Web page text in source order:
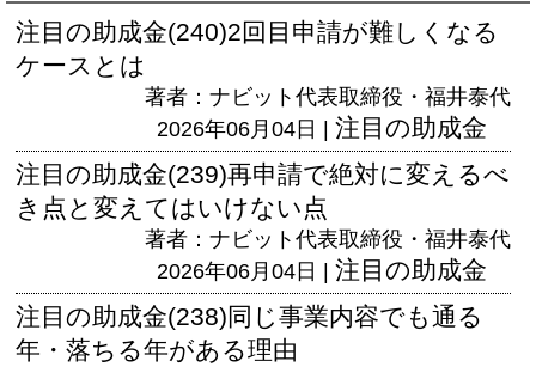
注目の助成金(240)2回目申請が難しくなる
ケースとは
著者：ナビット代表取締役・福井泰代
2026年06月04日 | 注目の助成金
注目の助成金(239)再申請で絶対に変えるべ
き点と変えてはいけない点
著者：ナビット代表取締役・福井泰代
2026年06月04日 | 注目の助成金
注目の助成金(238)同じ事業内容でも通る
年・落ちる年がある理由